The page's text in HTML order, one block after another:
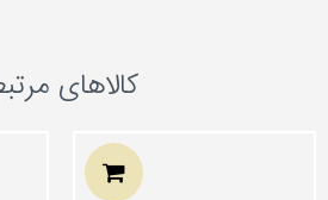
کالاهای مرتبط